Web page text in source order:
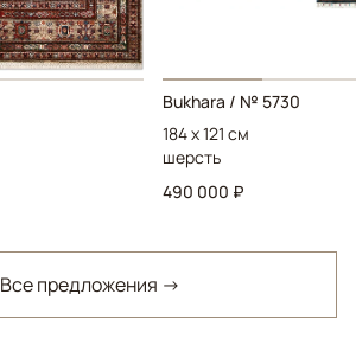
Bukhara / № 5730
184 x 121 см
шерсть
490 000 ₽
Все предложения →